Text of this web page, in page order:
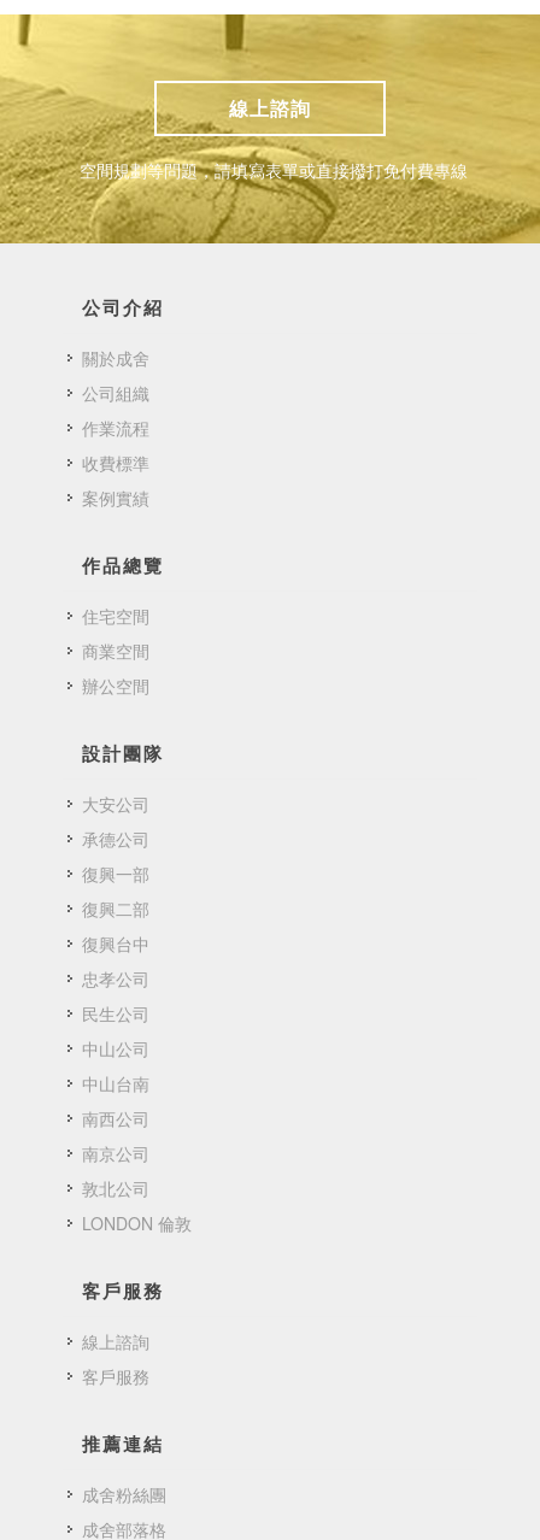
線上諮詢
空間規劃等問題，請填寫表單或直接撥打免付費專線
公司介紹
關於成舍
公司組織
作業流程
收費標準
案例實績
作品總覽
住宅空間
商業空間
辦公空間
設計團隊
大安公司
承德公司
復興一部
復興二部
復興台中
忠孝公司
民生公司
中山公司
中山台南
南西公司
南京公司
敦北公司
LONDON 倫敦
客戶服務
線上諮詢
客戶服務
推薦連結
成舍粉絲團
成舍部落格